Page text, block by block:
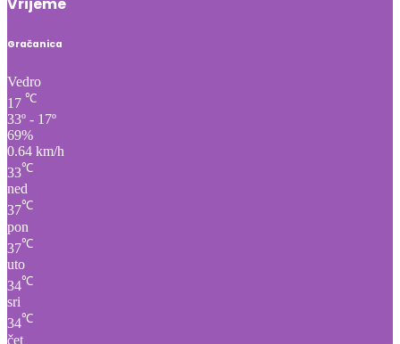
Gračanica
Vedro
33º - 17º
69%
0.64 km/h
33℃
ned
37 ℃
pon
37
℃
uto
34 ℃
sri
34 ℃
čet